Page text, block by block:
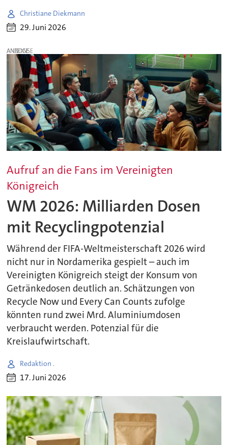
Christiane Diekmann
29. Juni 2026
ANZEIGE
Aufruf an die Fans im Vereinigten
Königreich
WM 2026: Milliarden Dosen
mit Recyclingpotenzial
Während der FIFA-Weltmeisterschaft 2026 wird
nicht nur in Nordamerika gespielt – auch im
Vereinigten Königreich steigt der Konsum von
Getränkedosen deutlich an. Schätzungen von
Recycle Now und Every Can Counts zufolge
könnten rund zwei Mrd. Aluminiumdosen
verbraucht werden. Potenzial für die
Kreislaufwirtschaft.
Redaktion .
17. Juni 2026